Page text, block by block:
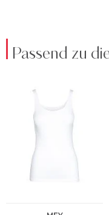
Passend zu